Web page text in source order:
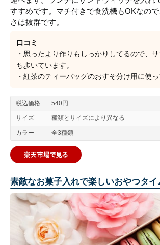
すすめです。マチ付きで食洗機もOKなの
さは抜群です。
口コミ
・思ったより作りもしっかりしてるので、
ち歩いています。
・紅茶のティーバッグのおすそ分け用に使っ
税込価格 540円
サイズ 種類とサイズにより異なる
カラー 全3種類
素敵なお菓子入れで楽しいおやつタイ